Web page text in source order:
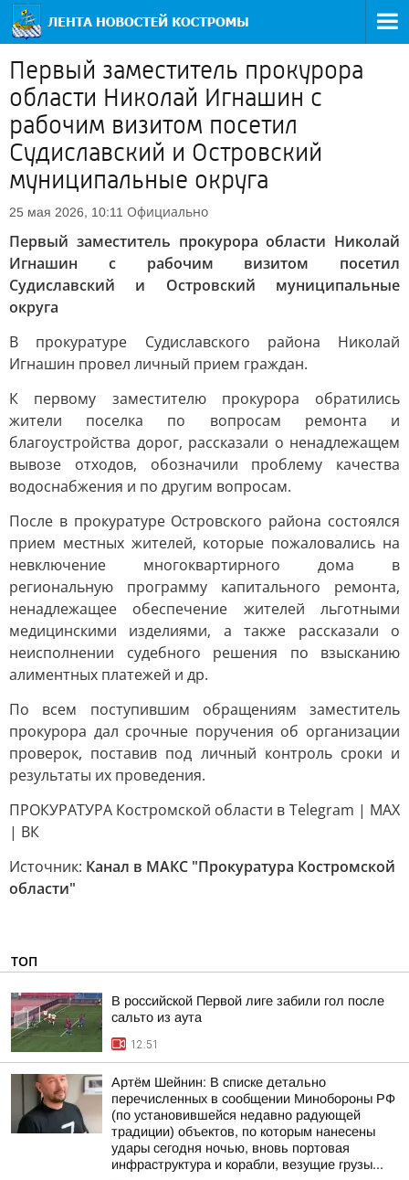
Первый заместитель прокурора
области Николай Игнашин с
рабочим визитом посетил
Судиславский и Островский
муниципальные округа
25 мая 2026, 10:11 Официально
Первый заместитель прокурора области Николай
Игнашин с рабочим визитом посетил
Судиславский и Островский муниципальные
округа
В прокуратуре Судиславского района Николай
Игнашин провел личный прием граждан.
К первому заместителю прокурора обратились
жители поселка по вопросам ремонта и
благоустройства дорог, рассказали о ненадлежащем
вывозе отходов, обозначили проблему качества
водоснабжения и по другим вопросам.
После в прокуратуре Островского района состоялся
прием местных жителей, которые пожаловались на
невключение многоквартирного дома в
региональную программу капитального ремонта,
ненадлежащее обеспечение жителей льготными
медицинскими изделиями, а также рассказали о
неисполнении судебного решения по взысканию
алиментных платежей и др.
По всем поступившим обращениям заместитель
прокурора дал срочные поручения об организации
проверок, поставив под личный контроль сроки и
результаты их проведения.
ПРОКУРАТУРА Костромской области в Telegram | MAX
| ВК
Источник: Канал в МАКС "Прокуратура Костромской
области"
ТОП
В российской Первой лиге забили гол после
сальто из аута
12:51
Артём Шейнин: В списке детально
перечисленных в сообщении Минобороны РФ
(по установившейся недавно радующей
традиции) объектов, по которым нанесены
удары сегодня ночью, вновь портовая
инфраструктура и корабли, везущие грузы...